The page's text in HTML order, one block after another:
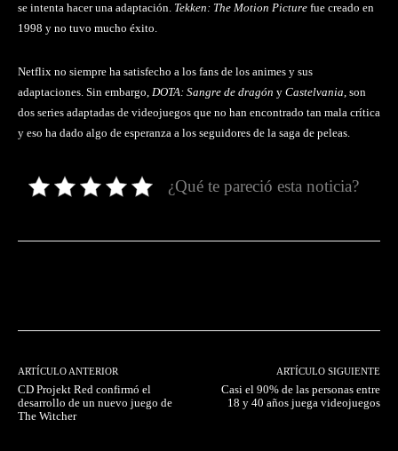
se intenta hacer una adaptación. Tekken: The Motion Picture fue creado en
1998 y no tuvo mucho éxito.
Netflix no siempre ha satisfecho a los fans de los animes y sus
adaptaciones. Sin embargo, DOTA: Sangre de dragón y Castelvania, son
dos series adaptadas de videojuegos que no han encontrado tan mala crítica
y eso ha dado algo de esperanza a los seguidores de la saga de peleas.
¿Qué te pareció esta noticia?
ARTÍCULO ANTERIOR
CD Projekt Red confirmó el
desarrollo de un nuevo juego de
The Witcher
ARTÍCULO SIGUIENTE
Casi el 90% de las personas entre
18 y 40 años juega videojuegos